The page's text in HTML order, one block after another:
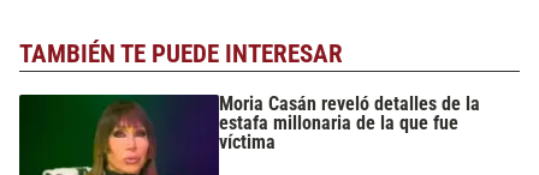
TAMBIÉN TE PUEDE INTERESAR
Moria Casán reveló detalles de la
estafa millonaria de la que fue
víctima